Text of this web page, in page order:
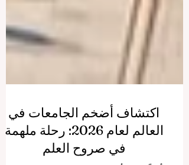
اكتشاف أضخم الجامعات في
العالم لعام 2026: رحلة ملهمة